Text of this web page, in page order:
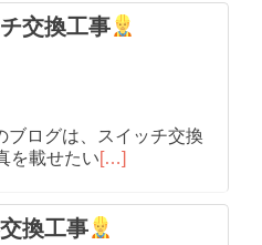
交換工事
ログは、スイッチ交換
を載せたい[…]
換工事